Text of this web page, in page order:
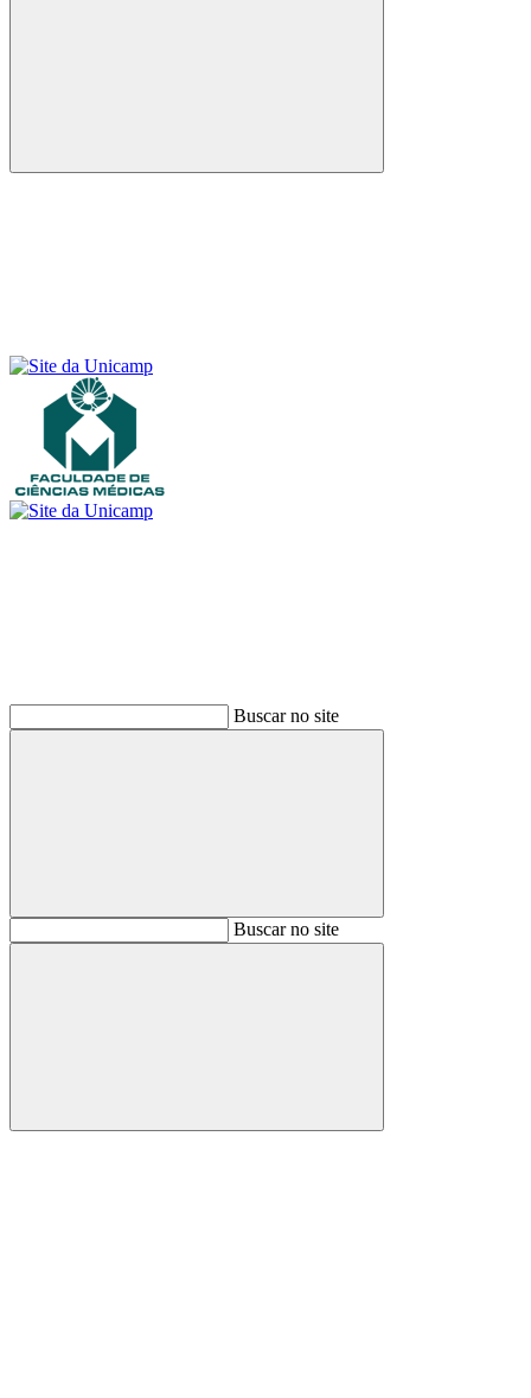
Buscar
Buscar no site
BuscarBuscar no site
Buscar